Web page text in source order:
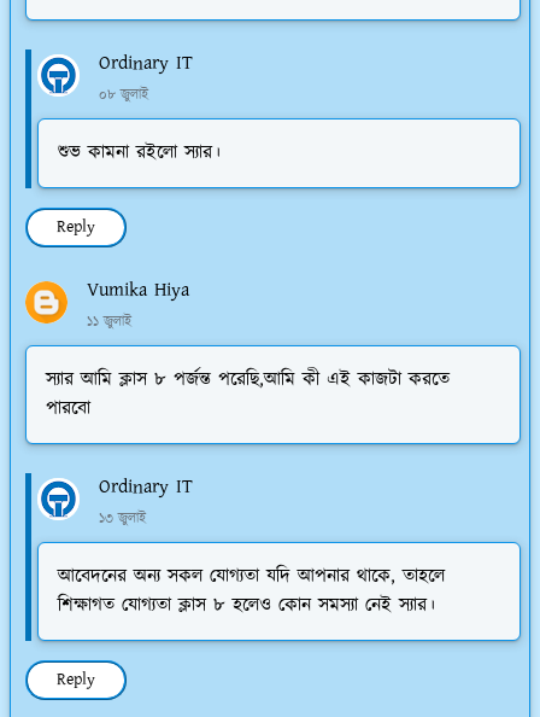
Ordinary IT
০৮ জুলাই
শুভ কামনা রইলো স্যার।
Reply
Vumika Hiya
১১ জুলাই
স্যার আমি ক্লাস ৮ পর্জন্ত পরেছি,আমি কী এই কাজটা করতে
পারবো
Ordinary IT
১৩ জুলাই
আবেদনের অন্য সকল যোগ্যতা যদি আপনার থাকে, তাহলে
শিক্ষাগত যোগ্যতা ক্লাস ৮ হলেও কোন সমস্যা নেই স্যার।
Reply